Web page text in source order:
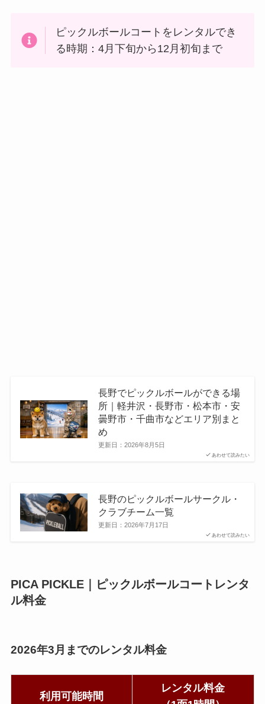
ピックルボールコートをレンタルでき
る時期：4月下旬から12月初旬まで
あわせて読みたい
長野でピックルボールができる場
所｜軽井沢・長野市・松本市・安
曇野市・千曲市などエリア別まと
め
更新日： 2026年8月5日
あわせて読みたい
長野のピックルボールサークル・
クラブチーム一覧
更新日： 2026年7月17日
PICA PICKLE｜ピックルボールコートレンタ
ル料金
2026年3月までのレンタル料金
利用可能時間
レンタル料金